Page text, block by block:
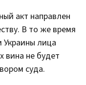
акт направлен
В то же время
Украины лица
вина не будет
суда.